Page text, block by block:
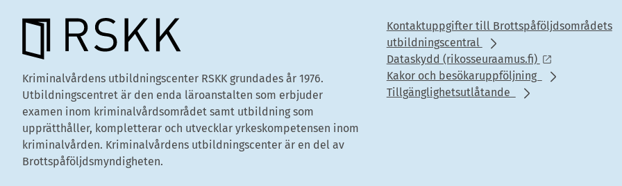
Kriminalvårdens utbildningscenter RSKK grundades år 1976.
Utbildningscentret är den enda läroanstalten som erbjuder
examen inom kriminalvårdsområdet samt utbildning som
upprätthåller, kompletterar och utvecklar yrkeskompetensen inom
kriminalvården. Kriminalvårdens utbildningscenter är en del av
Brottspåföljdsmyndigheten.
Kontaktuppgifter till Brottspåföljdsområdets
utbildningscentral
Dataskydd (rikosseuraamus.fi)
Kakor och besökaruppföljning
Tillgänglighetsutlåtande